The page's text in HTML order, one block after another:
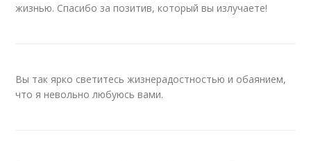
жизнью. Спасибо за позитив, который вы излучаете!
Вы так ярко светитесь жизнерадостностью и обаянием,
что я невольно любуюсь вами.